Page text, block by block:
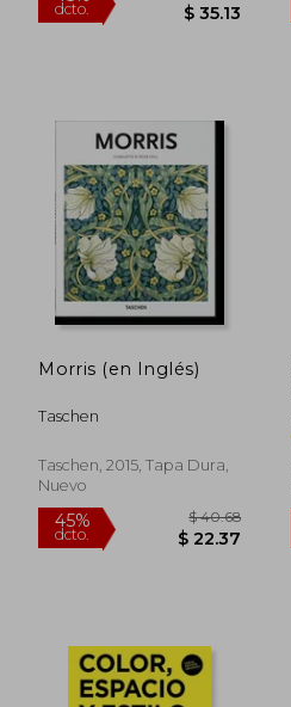
45% $ 63.87
Morris (en Inglés)
Taschen
Taschen, 2015, Tapa Dura,
Nuevo